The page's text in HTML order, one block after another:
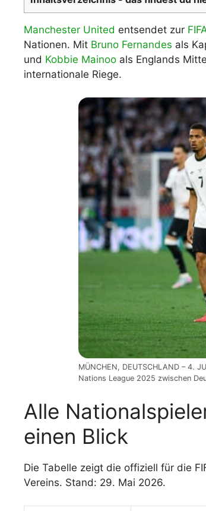
Manchester United entsendet zur
Nationen. Mit Bruno Fernandes als
und Kobbie Mainoo als Englands
internationale Riege.
MÜNCHEN, DEUTSCHLAND – 4.
Nations League 2025 zwischen
Alle
einen Blick
Die Tabelle zeigt die offiziell für die
Vereins. Stand: 29. Mai 2026.